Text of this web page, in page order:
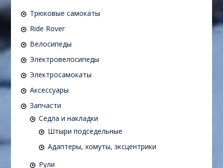
Трюковые самокаты
Ride Rover
Велосипеды
Электровелосипеды
Электросамокаты
Аксессуары
Запчасти
Седла и накладки
Штыри подседельные
Адаптеры, хомуты, эксцентрики
Рули